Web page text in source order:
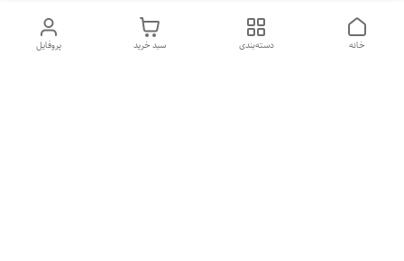
پروفایل سبد خرید دسته‌بندی خانه